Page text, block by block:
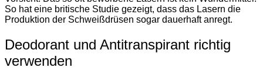
So hat eine britische Studie gezeigt, dass das Lasern die
Produktion der Schweißdrüsen sogar dauerhaft anregt.
Deodorant und Antitranspirant richtig
verwenden